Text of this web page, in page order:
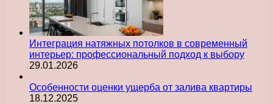
Интеграция натяжных потолков в современный
интерьер: профессиональный подход к выбору
29.01.2026
Особенности оценки ущерба от залива квартиры
18.12.2025